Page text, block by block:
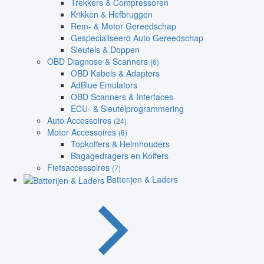
Krikken & Hefbruggen
Rem- & Motor Gereedschap
Gespecialiseerd Auto Gereedschap
Sleutels & Doppen
OBD Diagnose & Scanners (6)
OBD Kabels & Adapters
AdBlue Emulators
OBD Scanners & Interfaces
ECU- & Sleutelprogrammering
Auto Accessoires (24)
Motor Accessoires (8)
Topkoffers & Helmhouders
Bagagedragers en Koffers
Fietsaccessoires (7)
Batterijen & Laders